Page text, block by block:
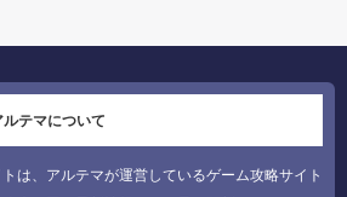
テマについて
は、アルテマが運営しているゲーム攻略サイト